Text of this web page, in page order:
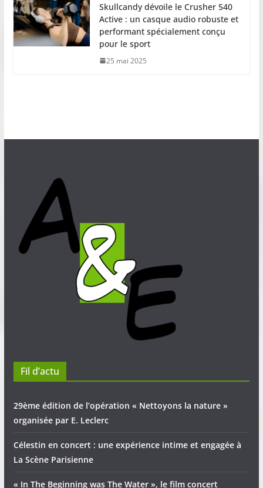
Skullcandy dévoile le Crusher 540
Active : un casque audio robuste et
performant spécialement conçu
pour le sport
25 mai 2025
Fil d’actu
29ème édition de l’opération « Nettoyons la nature »
organisée par E. Leclerc
Célestin en concert : une expérience intime et engagée à
La Scène Parisienne
« In The Beginning was The Water », le film concert